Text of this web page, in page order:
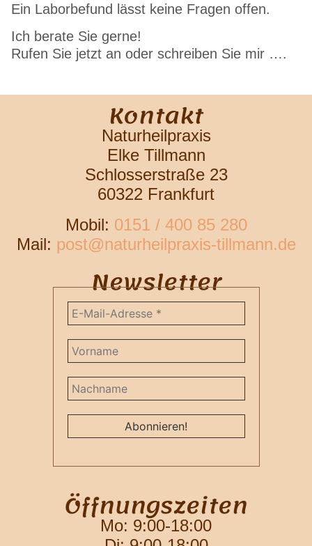
Ein Laborbefund lässt keine Fragen offen.
Ich berate Sie gerne!
Rufen Sie jetzt an oder schreiben Sie mir ….
Kontakt
Naturheilpraxis
Elke Tillmann
Schlosserstraße 23
60322 Frankfurt
Mobil: 0151 / 400 85 280
Mail: post@naturheilpraxis-tillmann.de
Newsletter
Öffnungszeiten
Mo: 9:00-18:00